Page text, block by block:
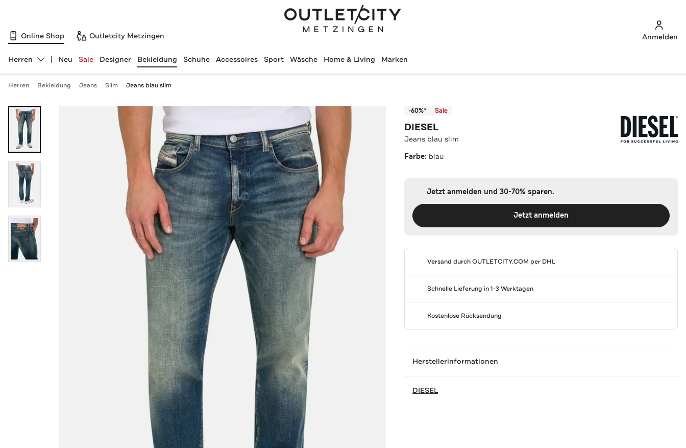
Online Shop Outletcity Metzingen Anmelden
Abteilung ändern, ausgewählt:
Herren Neu Sale Designer Bekleidung Schuhe Accessoires Sport Wäsche Home & Living Marken
Herren Bekleidung Jeans Slim Jeans blau slim
-60%* Sale
DIESEL
Jeans blau slim
Farbe: blau
Jetzt anmelden und 30-70% sparen.
Jetzt anmelden
Versand durchOUTLETCITY.COM per DHL
Schnelle Lieferung in 1-3 Werktagen
Kostenlose Rücksendung
Herstellerinformationen
DIESEL